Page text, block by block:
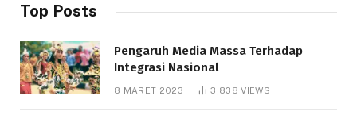
Top Posts
Pengaruh Media Massa Terhadap
Integrasi Nasional
8 MARET 2023 3,838VIEWS